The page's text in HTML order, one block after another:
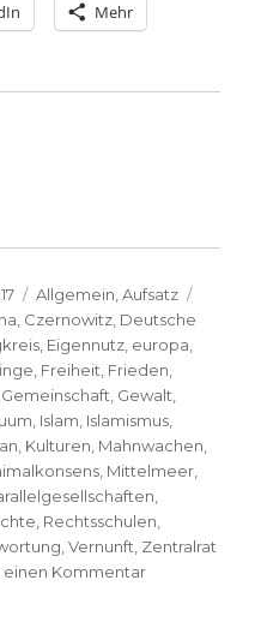
Mehr
Kategorien
Allgemein,Aufsatz
, Czernowitz, Deutsche
, Eigennutz, europa,
, Freiheit, Frieden,
Gemeinschaft, Gewalt,
, Islam, Islamismus,
, Kulturen, Mahnwachen,
, Mittelmeer,
,
, Rechtsschulen,
,Vernunft, Zentralrat
einen Kommentarzu